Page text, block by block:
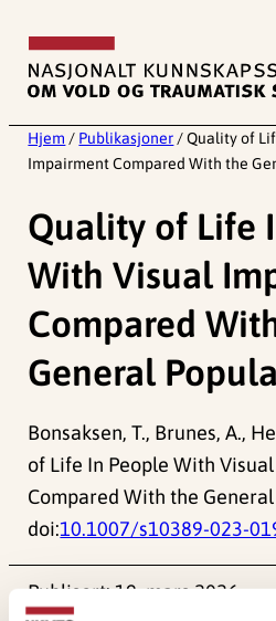
innhold
Hjem / Publikasjoner / Quality of
Impairment Compared With the
Quality of Life
With Visual
Compared
General
Bonsaksen, T., Brunes, A.,
of Life In People With
Compared With the
doi:10.1007/s10389-023-
Publisert:19. mars 2026